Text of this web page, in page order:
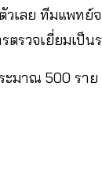
วเลย ทีมแพทย์
รวจเยี่ยมเป็
ะมาณ 500 รา